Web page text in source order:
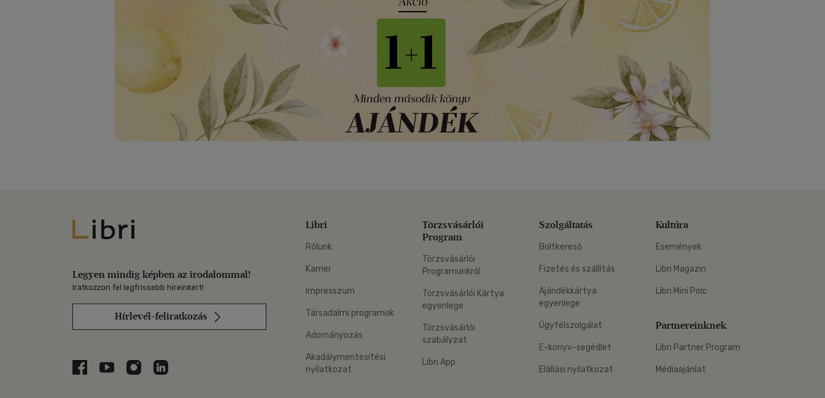
Libri
Legyen mindig képben az irodalommal!
Iratkozzon fel legfrissebb híreinkért!
Hírlevél-feliratkozás
Libri a Facebookon
Libri a Youtube-on
Libri az Instagramon
Libri a LinkedInen
Libri
Rólunk
Karrier
Impresszum
Társadalmi programok
Adományozás
Akadálymentesítési
nyilatkozat
Törzsvásárlói
Program
Törzsvásárlói
Programunkról
Törzsvásárlói Kártya
egyenlege
Törzsvásárlói
szabályzat
Libri App
Szolgáltatás
Boltkereső
Fizetés és szállítás
Ajándékkártya
egyenlege
Ügyfélszolgálat
E-könyv-segédlet
Elállási nyilatkozat
Kultúra
Események
Libri Magazin
Libri Mini Polc
Partnereinknek
Libri Partner Program
Médiaajánlat